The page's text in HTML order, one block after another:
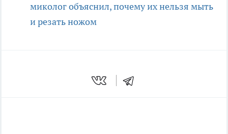
миколог объяснил, почему их нельзя мыть
и резать ножом